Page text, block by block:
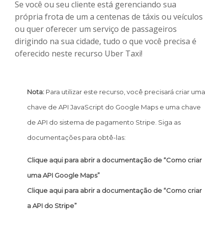
Se você ou seu cliente está gerenciando sua
própria frota de um a centenas de táxis ou veículos
ou quer oferecer um serviço de passageiros
dirigindo na sua cidade, tudo o que você precisa é
oferecido neste recurso Uber Taxi!
Nota: Para utilizar este recurso, você precisará criar uma
chave de API JavaScript do Google Maps e uma chave
de API do sistema de pagamento Stripe. Siga as
documentações para obtê-las:
Clique aqui para abrir a documentação de “Como criar
uma API Google Maps”
Clique aqui para abrir a documentação de “Como criar
a API do Stripe”